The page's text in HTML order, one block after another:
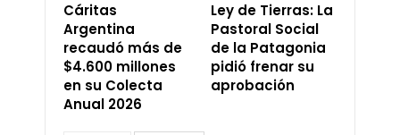
Cáritas
Argentina
recaudó más de
$4.600 millones
en su Colecta
Anual 2026
Ley de Tierras: La
Pastoral Social
de la Patagonia
pidió frenar su
aprobación